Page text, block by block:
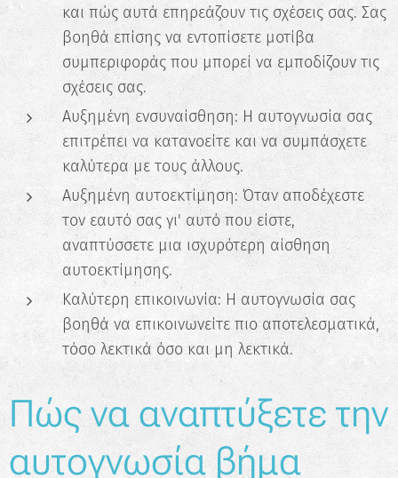
και πώς αυτά επηρεάζουν τις σχέσεις σας. Σας
βοηθά επίσης να εντοπίσετε μοτίβα
συμπεριφοράς που μπορεί να εμποδίζουν τις
σχέσεις σας.
Αυξημένη ενσυναίσθηση: Η αυτογνωσία σας
επιτρέπει να κατανοείτε και να συμπάσχετε
καλύτερα με τους άλλους.
Αυξημένη αυτοεκτίμηση: Όταν αποδέχεστε
τον εαυτό σας γι' αυτό που είστε,
αναπτύσσετε μια ισχυρότερη αίσθηση
αυτοεκτίμησης.
Καλύτερη επικοινωνία: Η αυτογνωσία σας
βοηθά να επικοινωνείτε πιο αποτελεσματικά,
τόσο λεκτικά όσο και μη λεκτικά.
Πώς να αναπτύξετε την
αυτογνωσία βήμα